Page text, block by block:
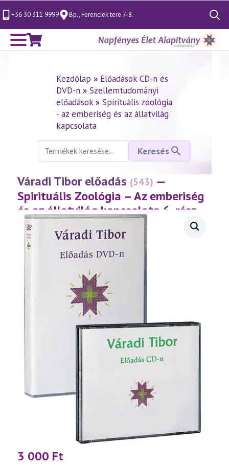
+36 30 311 9999 Bp., Ferenciek tere 7-8.
Search
for:
Kezdőlap » Előadások CD-n és
DVD-n» Szellemtudományi
előadások» Spirituális zoológia
- az emberiség és az állatvilág
kapcsolata
Keresés
következőre:
Keresés
Váradi Tibor előadás (543) —
Spirituális Zoológia – Az emberiség
és az állatvilág kapcsolata 6. rész
(2010.03.12.)
3 000 Ft